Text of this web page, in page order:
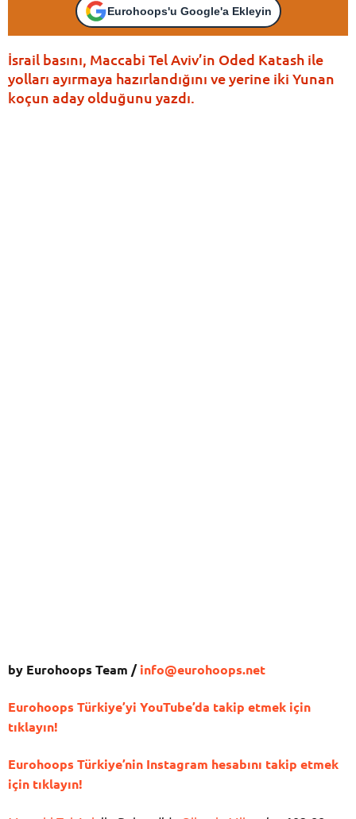
Eurohoops'u Google'a Ekleyin
İsrail basını, Maccabi Tel Aviv’in Oded Katash ile
yolları ayırmaya hazırlandığını ve yerine iki Yunan
koçun aday olduğunu yazdı.
by Eurohoops Team /info@eurohoops.net
Eurohoops Türkiye’yi YouTube’da takip etmek için
tıklayın!
Eurohoops Türkiye’nin Instagram hesabını takip etmek
için tıklayın!